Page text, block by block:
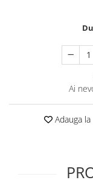
Supliment Vitamina E
Tincturi si
Tuse gat si
Ai
Adauga la